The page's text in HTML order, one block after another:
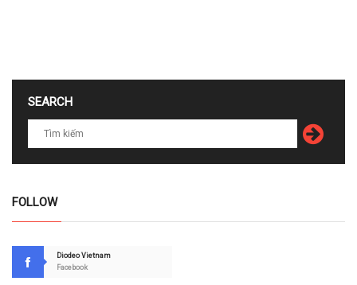
SEARCH
FOLLOW
Diodeo Vietnam
Facebook